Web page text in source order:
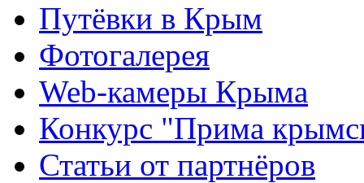
Путёвки в Крым
Фотогалерея
Web-камеры Крыма
Конкурс "Прима
Статьи от партнёров